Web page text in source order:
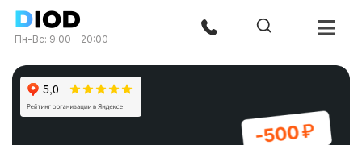
Пн-Вс: 9:00 - 20:00